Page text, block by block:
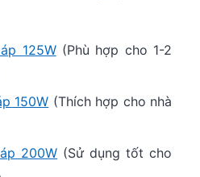
125W(Phù hợp cho 1-2
150W (Thích hợp cho nhà
200W (Sử dụng tốt cho